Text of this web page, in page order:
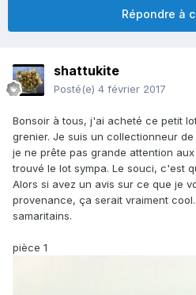
Répondre à
shattukite
Posté(e) 4 février 2017
Bonsoir à tous, j'ai acheté ce petit
grenier. Je suis un collectionneur
je ne prête pas grande attention
trouvé le lot sympa. Le souci, c'est
Alors si avez un avis sur ce que je
provenance, ça serait vraiment
samaritains.
pièce 1